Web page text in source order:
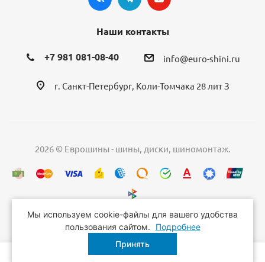
Наши контакты
+7 981 081-08-40 info@euro-shini.ru
г. Санкт-Петербург, Коли-Томчака 28 лит З
2026 © Еврошины - шины, диски, шиномонтаж.
Мы используем cookie-файлы для вашего удобства
пользования сайтом.
Подробнее
Принять